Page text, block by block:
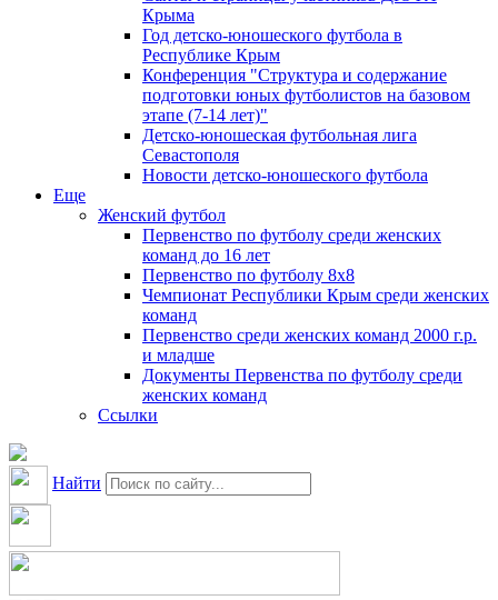
Крыма
Год детско-юношеского футбола в
Республике Крым
Конференция "Структура и содержание
подготовки юных футболистов на базовом
этапе (7-14 лет)"
Детско-юношеская футбольная лига
Севастополя
Новости детско-юношеского футбола
Еще
Женский футбол
Первенство по футболу среди женских
команд до 16 лет
Первенство по футболу 8х8
Чемпионат Республики Крым среди женских
команд
Первенство среди женских команд 2000 г.р.
и младше
Документы Первенства по футболу среди
женских команд
Ссылки
Найти